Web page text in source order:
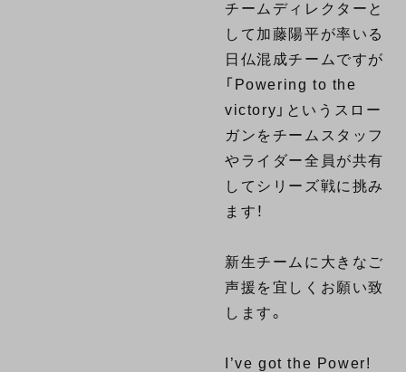
チームディレクターと
して加藤陽平が率いる
日仏混成チームですが
「Powering to the
victory」というスロー
ガンをチームスタッフ
やライダー全員が共有
してシリーズ戦に挑み
ます！
新生チームに大きなご
声援を宜しくお願い致
します。
I’ve got the Power!